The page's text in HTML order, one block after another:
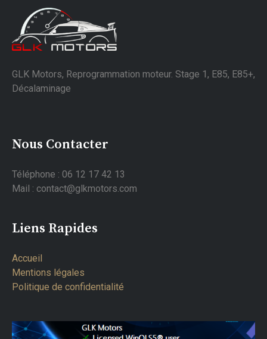
GLK Motors, Reprogrammation moteur. Stage 1, E85, E85+,
Décalaminage
Nous Contacter
Téléphone : 06 12 17 42 13
Mail : contact@glkmotors.com
Liens Rapides
Accueil
Mentions légales
Politique de confidentialité